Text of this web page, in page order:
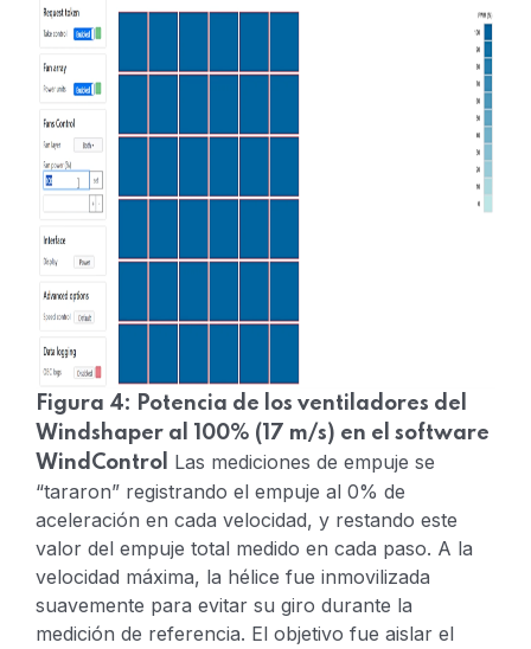
Figura 4: Potencia de los ventiladores del
Windshaper al 100% (17 m/s) en el software
WindControl
Las mediciones de empuje se
“tararon” registrando el empuje al 0% de
aceleración en cada velocidad, y restando este
valor del empuje total medido en cada paso. A la
velocidad máxima, la hélice fue inmovilizada
suavemente para evitar su giro durante la
medición de referencia. El objetivo fue aislar el